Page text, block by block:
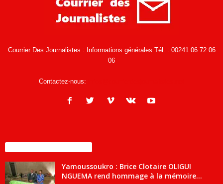
Courrier Des Journalistes : Informations générales Tél. : 00241 06 72 06
06
Contactez-nous:
Yamoussoukro : Brice Clotaire OLIGUI
NGUEMA rend hommage à la mémoire...